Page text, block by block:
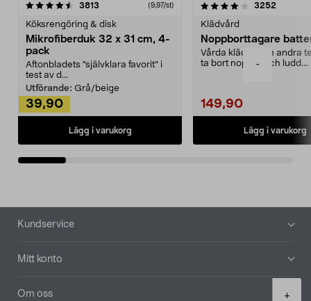
-
+
3813 (9,97/st)
Köksrengöring & disk
Mikrofiberduk 32 x 31 cm, 4-
pack
Aftonbladets "självklara favorit” i
test av d...
Utförande: Grå/beige
39,90
Lägg i varukorg
4.0av 5 stjärnor 3252
Klädvård
Noppborttagare
Vårda kläder och andra
ta bort noppor och ludd.
149,90
Lägg i varukorg
4.5av 5 stjärnor
Sidfot
Kundservice
Mitt konto
Om oss